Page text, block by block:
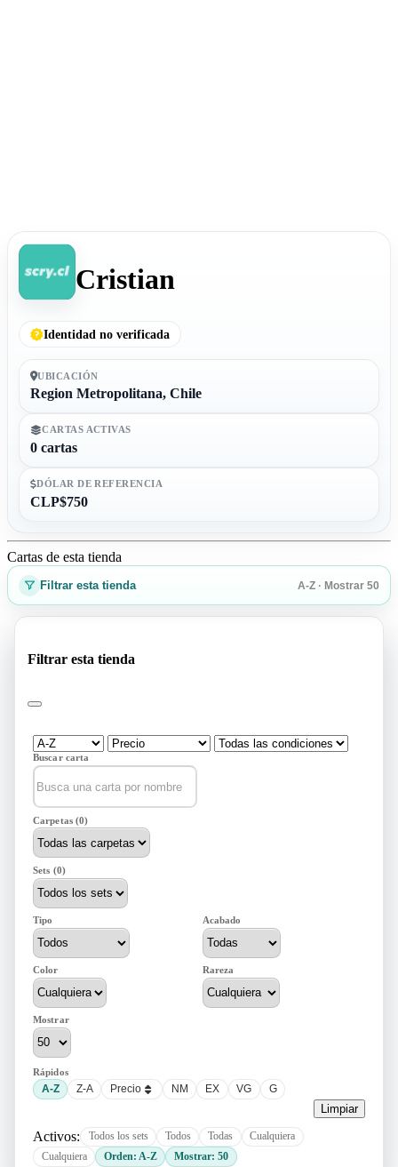
Cristian
Identidad no verificada
UBICACIÓN
Region Metropolitana, Chile
CARTAS ACTIVAS
0 cartas
DÓLAR DE REFERENCIA
CLP$750
Cartas de esta tienda
Filtrar esta tienda A-Z · Mostrar 50
Filtrar esta tienda
Buscar carta
Carpetas (0)
Sets (0)
Tipo Acabado
Color Rareza
Mostrar
Rápidos
A-Z Z-A Precio NM EX VG G
Limpiar
Activos: Todos los sets Todos Todas
Cualquiera
Cualquiera
Orden: A-Z Mostrar: 50